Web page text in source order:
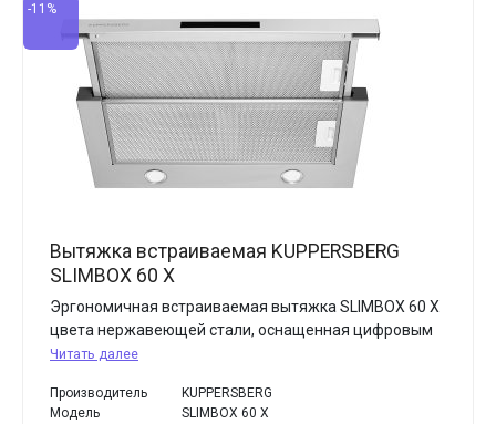
-11%
Вытяжка встраиваемая KUPPERSBERG
SLIMBOX 60 X
Эргономичная встраиваемая вытяжка SLIMBOX 60 X
цвета нержавеющей стали, оснащенная цифровым
Читать далее
Производитель
KUPPERSBERG
Модель
SLIMBOX 60 X